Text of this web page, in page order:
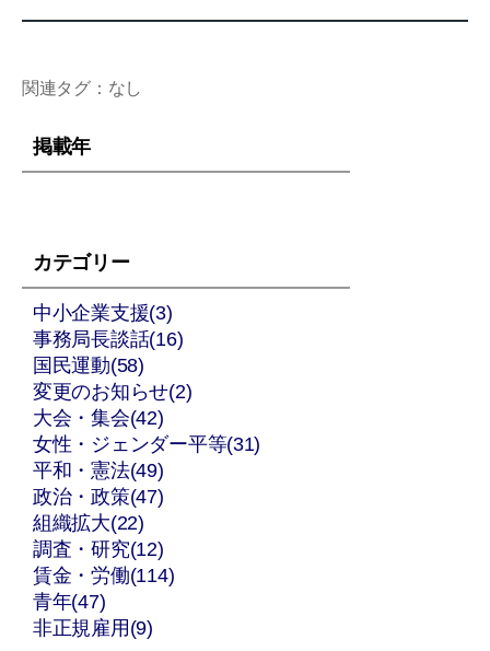
関連タグ：なし
掲載年
カテゴリー
中小企業支援(3)
事務局長談話(16)
国民運動(58)
変更のお知らせ(2)
大会・集会(42)
女性・ジェンダー平等(31)
平和・憲法(49)
政治・政策(47)
組織拡大(22)
調査・研究(12)
賃金・労働(114)
青年(47)
非正規雇用(9)